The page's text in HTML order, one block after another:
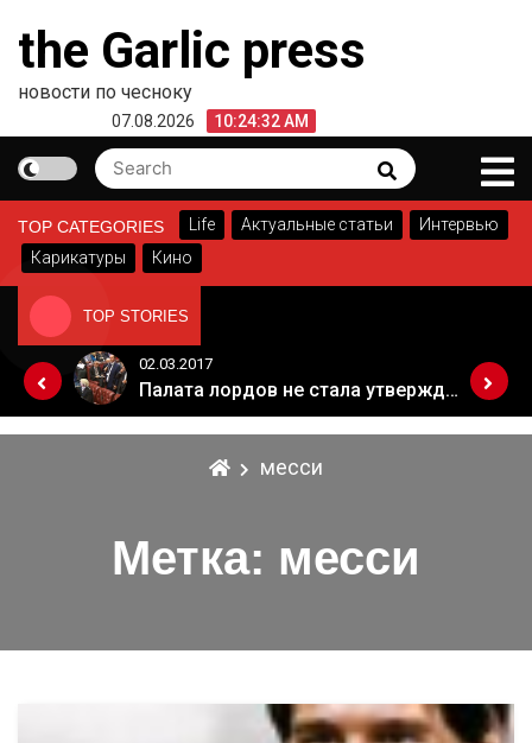
content
the Garlic press
новости по чесноку
07.08.2026 10:24:32 AM
Search
for:
Search
TOP CATEGORIES Life Актуальные статьи
Интервью
Карикатуры
Кино
TOP STORIES
Когда Россия разрешит полеты в Грузию. Позиция Кремля
02.03.2017
Палата лордов не стала утверждать законопроект о "брексите"
месси
Метка: месси